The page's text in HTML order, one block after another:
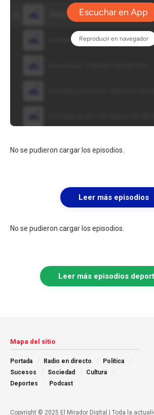
No se pudieron cargar los episodios.
Leer más episodios
No se pudieron cargar los episodios.
Leer más episodios
Copyright © 2025 El Mirador Digital | Toda la
Mapa del sitio
Portada Radio en directo
Política
Sucesos
Sociedad
Cultura
Deportes
Podcast